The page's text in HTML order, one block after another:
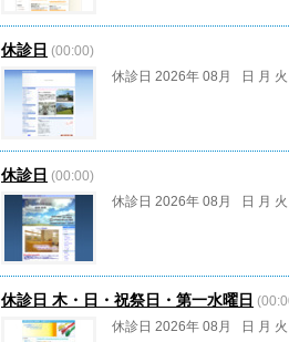
休診日 (00:00)
休診日 2026年 08月 日
休診日 (00:00)
休診日 2026年 08月 日
休診日 木・日・祝祭日・第一水曜日
休診日 2026年 08月 日